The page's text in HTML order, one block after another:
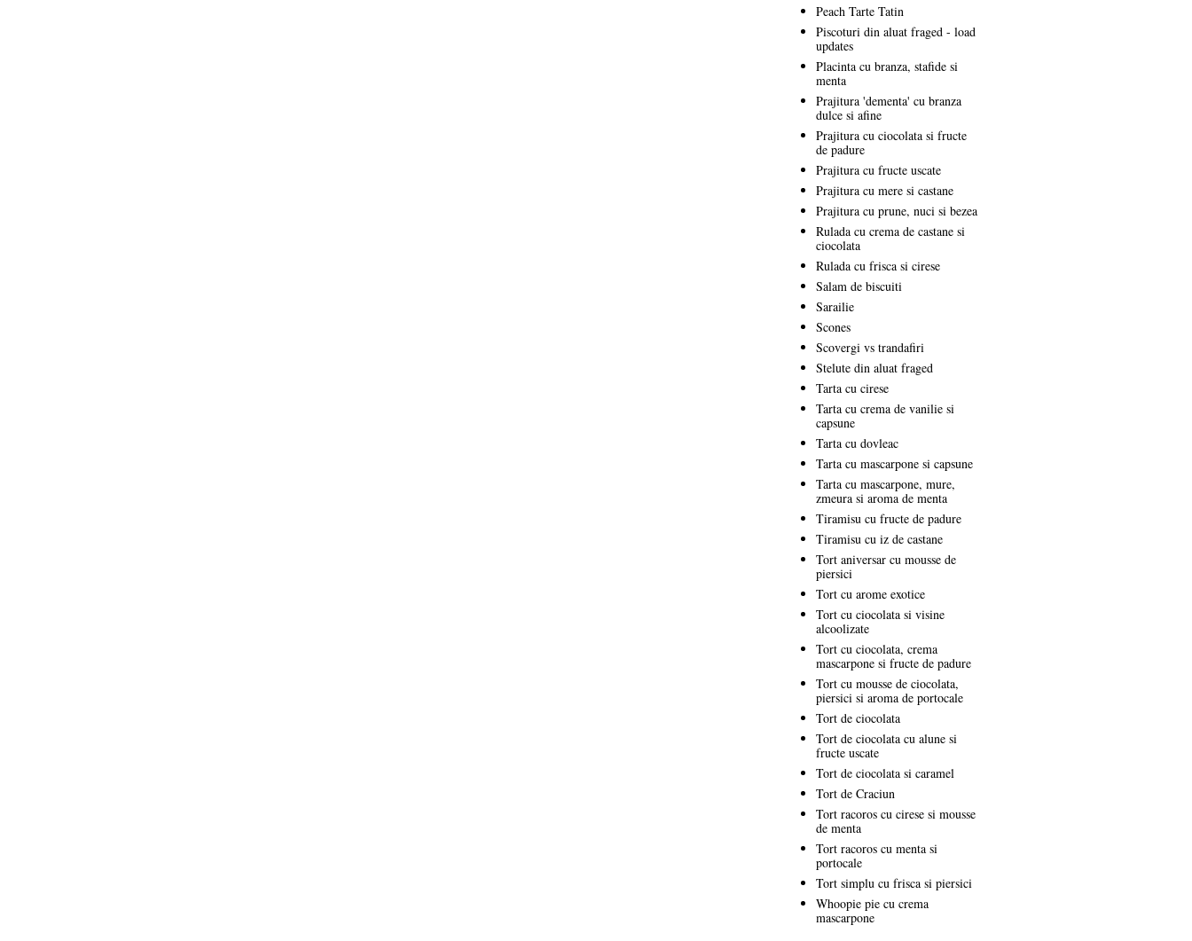
Peach Tarte Tatin
Piscoturi din aluat fraged - load
updates
Placinta cu branza, stafide si
menta
Prajitura 'dementa' cu branza
dulce si afine
Prajitura cu ciocolata si fructe
de padure
Prajitura cu fructe uscate
Prajitura cu mere si castane
Prajitura cu prune, nuci si bezea
Rulada cu crema de castane si
ciocolata
Rulada cu frisca si cirese
Salam de biscuiti
Sarailie
Scones
Scovergi vs trandafiri
Stelute din aluat fraged
Tarta cu cirese
Tarta cu crema de vanilie si
capsune
Tarta cu dovleac
Tarta cu mascarpone si capsune
Tarta cu mascarpone, mure,
zmeura si aroma de menta
Tiramisu cu fructe de padure
Tiramisu cu iz de castane
Tort aniversar cu mousse de
piersici
Tort cu arome exotice
Tort cu ciocolata si visine
alcoolizate
Tort cu ciocolata, crema
mascarpone si fructe de padure
Tort cu mousse de ciocolata,
piersici si aroma de portocale
Tort de ciocolata
Tort de ciocolata cu alune si
fructe uscate
Tort de ciocolata si caramel
Tort de Craciun
Tort racoros cu cirese si mousse
de menta
Tort racoros cu menta si
portocale
Tort simplu cu frisca si piersici
Whoopie pie cu crema
mascarpone